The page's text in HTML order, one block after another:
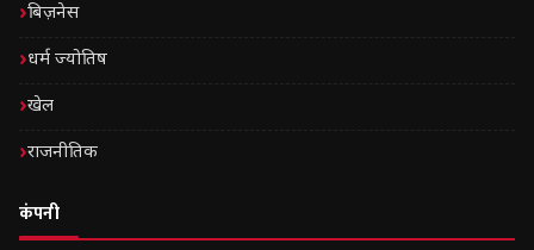
बिज़नेस
धर्म ज्योतिष
खेल
राजनीतिक
कंपनी